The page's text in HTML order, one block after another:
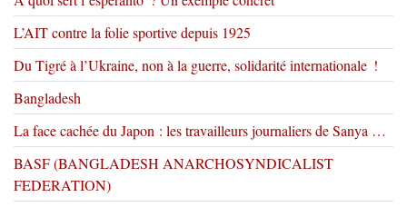
L’AIT contre la folie sportive depuis 1925
Du Tigré à l’Ukraine, non à la guerre, solidarité internationale !
Bangladesh
La face cachée du Japon : les travailleurs journaliers de Sanya …
BASF (BANGLADESH ANARCHOSYNDICALIST
FEDERATION)